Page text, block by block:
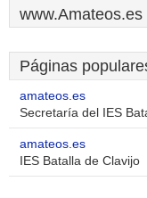
www.Amateos.es
Páginas
amateos.es
Secretaría del IES
amateos.es
IES Batalla de Clavijo